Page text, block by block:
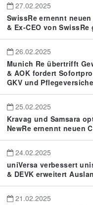
27.02.2025
SwissRe ernennt
& Ex-CEO von
26.02.2025
Munich Re übertrifft
& AOK fordert
GKV und
25.02.2025
Kravag und Samsara
NewRe ernennt neuen
24.02.2025
uniVersa verbessert
& DEVK erweitert
21.02.2025